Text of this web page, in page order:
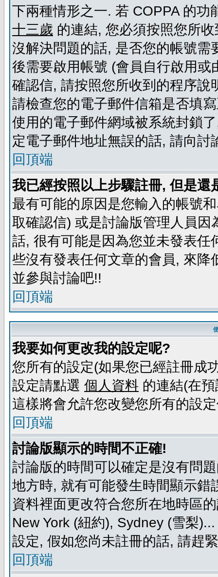
下兩種情形之一. 若 COPPA 的
十三歲 的連結, 您必須按照您所
沒解決問題的話, 是否您的帳號
後需要啟用帳號 (會員自行啟用
確認信, 請按照您所收到的程序
請檢查您的電子郵件信箱是否填
使用的電子郵件網域被系統封鎖
定電子郵件地址無誤的話, 請向
回頂端
我已經按照以上步驟註冊, 但是還
最有可能的原因是您輸入的帳號
取確認信) 或是討論版管理人員
話, 很有可能是因為您並未發表
些沒有發表任何文章的會員, 來
並參與討論吧!!
回頂端
我要如何更改我的設定呢?
您所有的設定(如果您已經註冊成
設定請點選 個人資料 的連結(在
這樣將會允許您改變您所有的設
回頂端
討論版顯示的時間不正確!
討論版的時間可以確定是沒有問
地方時, 就有可能發生時間顯示
資料裡面更改符合您所在地時區
New York (紐約), Sydney (雪梨
設定, 假如您尚未註冊的話, 請趕
回頂端